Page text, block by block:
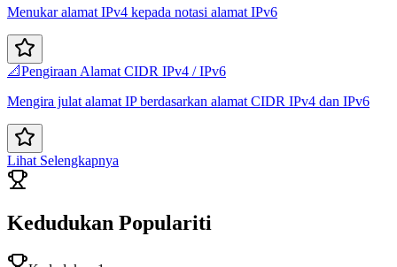
Menukar alamat IPv4 kepada notasi alamat IPv6
📐Pengiraan Alamat CIDR IPv4 / IPv6
Mengira julat alamat IP berdasarkan alamat CIDR IPv4 dan IPv6
Lihat Selengkapnya
Kedudukan Populariti